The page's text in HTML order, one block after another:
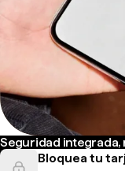
Seguridad integrada,
Bloquea tu